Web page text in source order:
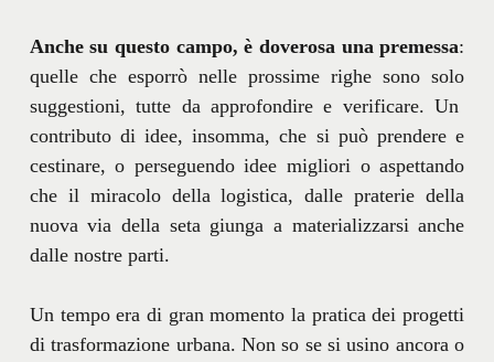
Anche su questo campo, è doverosa una premessa:
quelle che esporrò nelle prossime righe sono solo
suggestioni, tutte da approfondire e verificare. Un
contributo di idee, insomma, che si può prendere e
cestinare, o perseguendo idee migliori o aspettando
che il miracolo della logistica, dalle praterie della
nuova via della seta giunga a materializzarsi anche
dalle nostre parti.
Un tempo era di gran momento la pratica dei progetti
di trasformazione urbana. Non so se si usino ancora o